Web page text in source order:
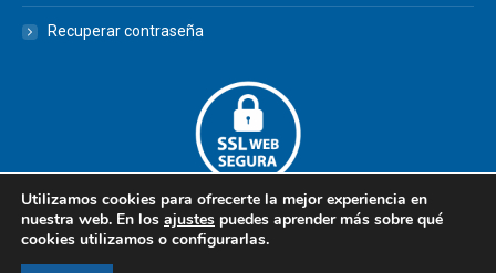
Recuperar contraseña
Utilizamos cookies para ofrecerte la mejor experiencia en
nuestra web. En los ajustes puedes aprender más sobre qué
cookies utilizamos o configurarlas.